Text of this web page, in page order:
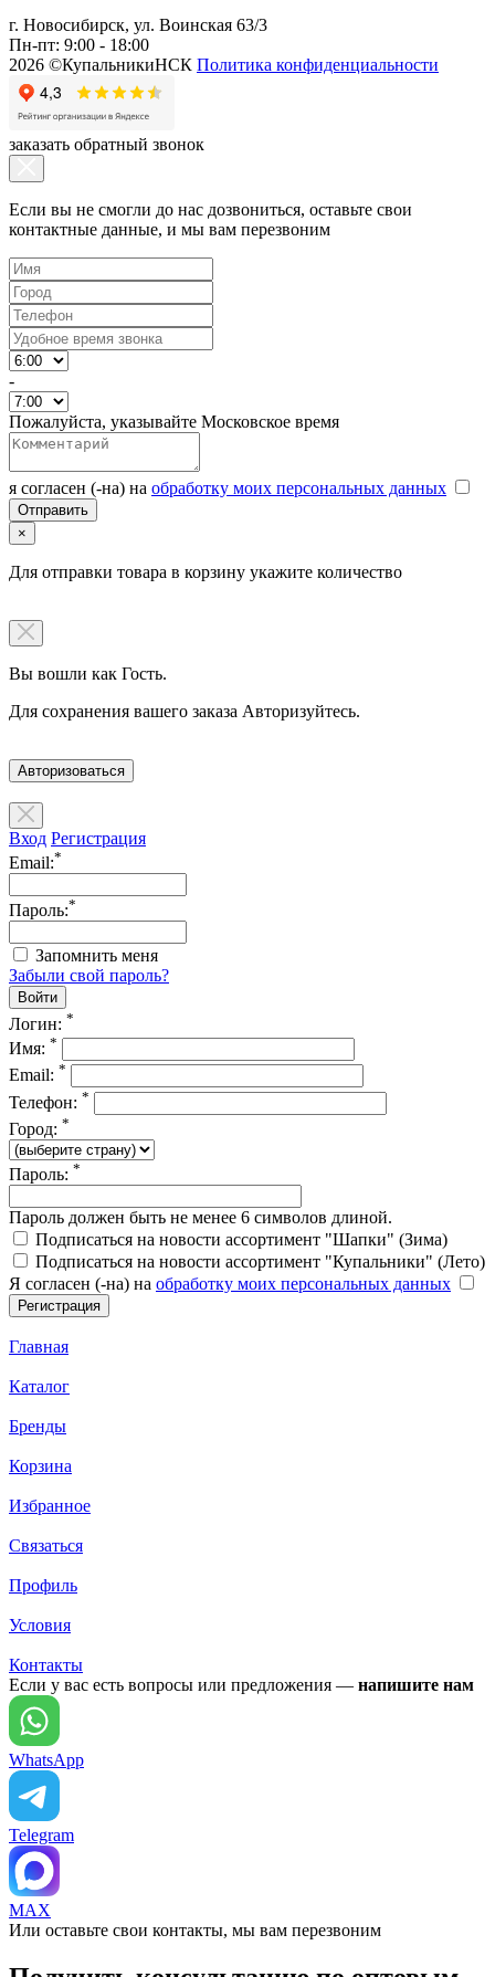
г. Новосибирск, ул. Воинская 63/3
Пн-пт: 9:00 - 18:00
2026 ©КупальникиНСК Политика конфиденциальности
заказать обратный звонок
Если вы не смогли до нас дозвониться, оставьте свои
контактные данные, и мы вам перезвоним
-
Пожалуйста, указывайте Московское время
я согласен (-на) на обработку моих персональных данных
×
Для отправки товара в корзину укажите количество
Вы вошли как Гость.
Для сохранения вашего заказа Авторизуйтесь.
Авторизоваться
Вход Регистрация
Email:*
Пароль:*
Запомнить меня
Забыли свой пароль?
Логин: *
Имя: *
Email: *
Телефон: *
Город: *
Пароль: *
Пароль должен быть не менее 6 символов длиной.
Подписаться на новости ассортимент "Шапки" (Зима)
Подписаться на новости ассортимент "Купальники" (Лето)
Я согласен (-на) на обработку моих персональных данных
Главная
Каталог
Бренды
Корзина
Избранное
Связаться
Профиль
Условия
Контакты
Если у вас есть вопросы или предложения — напишите нам
WhatsApp
Telegram
MAX
Или оставьте свои контакты, мы вам перезвоним